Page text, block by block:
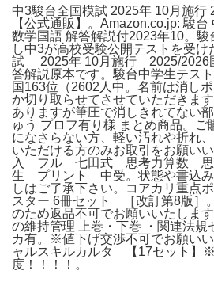
中3駿台全国模試 2025年 10月施行
【公式通販】。Amazon.co.jp: 駿
数学国語 解答解説付2023年10。駿
し中3が高校受験公開テストを受
試 2025年 10月施行 2025/2026
答解説原本です。駿台中学生テス
国163位（2602人中。名前は消し
か切り取らせてさせていただきま
ありますが筆圧で消しきれてない
ゅう プロフ有り様 まとめ商品。ご
になさらない方、軽い汚れや折れ
いただける方のみお取引をお願い
入 フル 七田式 思考力算数
生 プリント 中受。状態や書込み
しはご了承下さい。コアカリ重点
スター 6冊セット ［改訂第8版］
のため返品不可でお願いいたしま
の維持管理 上巻・下巻 ・関連法規
カ有。※値下げ交渉不可でお願い
ャルスキルカルタ 【17セット】
度！！！！。